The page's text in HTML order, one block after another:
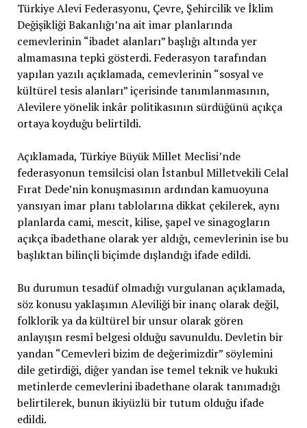
Türkiye Alevi Federasyonu, Çevre, Şehircilik ve İklim
Değişikliği Bakanlığı’na ait imar planlarında
cemevlerinin “ibadet alanları” başlığı altında yer
almamasına tepki gösterdi. Federasyon tarafından
yapılan yazılı açıklamada, cemevlerinin “sosyal ve
kültürel tesis alanları” içerisinde tanımlanmasının,
Alevilere yönelik inkâr politikasının sürdüğünü açıkça
ortaya koyduğu belirtildi.
Açıklamada, Türkiye Büyük Millet Meclisi’nde
federasyonun temsilcisi olan İstanbul Milletvekili Celal
Fırat Dede’nin konuşmasının ardından kamuoyuna
yansıyan imar planı tablolarına dikkat çekilerek, aynı
planlarda cami, mescit, kilise, şapel ve sinagogların
açıkça ibadethane olarak yer aldığı, cemevlerinin ise bu
başlıktan bilinçli biçimde dışlandığı ifade edildi.
Bu durumun tesadüf olmadığı vurgulanan açıklamada,
söz konusu yaklaşımın Aleviliği bir inanç olarak değil,
folklorik ya da kültürel bir unsur olarak gören
anlayışın resmî belgesi olduğu savunuldu. Devletin bir
yandan “Cemevleri bizim de değerimizdir” söylemini
dile getirdiği, diğer yandan ise temel teknik ve hukuki
metinlerde cemevlerini ibadethane olarak tanımadığı
belirtilerek, bunun ikiyüzlü bir tutum olduğu ifade
edildi.